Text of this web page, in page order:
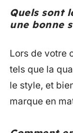
Quels sont
une bonne
Lors de votre
tels que la
le style, et
marque en